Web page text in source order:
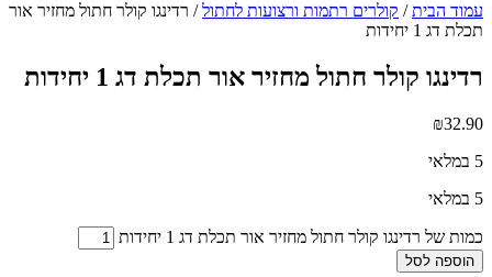
עמוד הבית/ קולרים רתמות ורצועות לחתול/ רדינגו קולר חתול מחזיר אור
תכלת דג 1 יחידות
רדינגו קולר חתול מחזיר אור תכלת דג 1 יחידות
₪32.90
5 במלאי
5 במלאי
כמות של רדינגו קולר חתול מחזיר אור תכלת דג 1 יחידות
הוספה לסל